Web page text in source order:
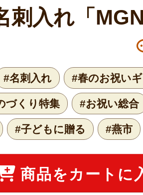
刺入れ「
#名刺入れ #春のお祝い
づくり特集 #お祝い総合
#子どもに贈る #燕市
商品をカートに